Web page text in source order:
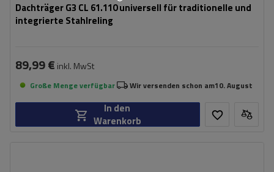
Dachträger G3 CL 61.110 universell für traditionelle und
integrierte Stahlreling
89,99 € inkl. MwSt
Große Menge verfügbar Wir versenden schon am10. August
In den
Warenkorb